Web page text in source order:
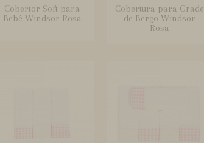
Cobertor Soft para
Bebê Windsor Rosa
Cobertura para Grade
de Berço Windsor
Rosa